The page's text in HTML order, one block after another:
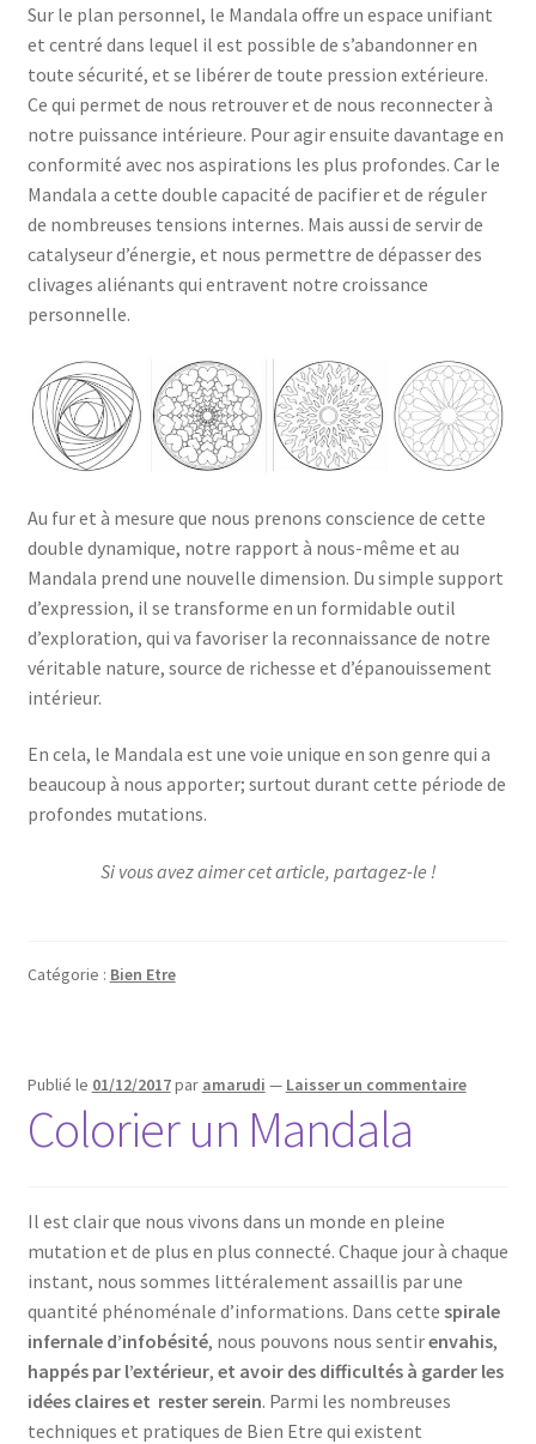
Sur le plan personnel, le Mandala offre un espace unifiant
et centré dans lequel il est possible de s’abandonner en
toute sécurité, et se libérer de toute pression extérieure.
Ce qui permet de nous retrouver et de nous reconnecter à
notre puissance intérieure. Pour agir ensuite davantage en
conformité avec nos aspirations les plus profondes. Car le
Mandala a cette double capacité de pacifier et de réguler
de nombreuses tensions internes. Mais aussi de servir de
catalyseur d’énergie, et nous permettre de dépasser des
clivages aliénants qui entravent notre croissance
personnelle.
Au fur et à mesure que nous prenons conscience de cette
double dynamique, notre rapport à nous-même et au
Mandala prend une nouvelle dimension. Du simple support
d’expression, il se transforme en un formidable outil
d’exploration, qui va favoriser la reconnaissance de notre
véritable nature, source de richesse et d’épanouissement
intérieur.
En cela, le Mandala est une voie unique en son genre qui a
beaucoup à nous apporter; surtout durant cette période de
profondes mutations.
Si vous avez aimer cet article, partagez-le !
Catégorie : Bien Etre
Publié le 01/12/2017par amarudi — Laisser un commentaire
Colorier un Mandala
Il est clair que nous vivons dans un monde en pleine
mutation et de plus en plus connecté. Chaque jour à chaque
instant, nous sommes littéralement assaillis par une
quantité phénoménale d’informations. Dans cette spirale
infernale d’infobésité, nous pouvons nous sentirenvahis,
happés par l’extérieur, et avoir des difficultés à garder les
idées claires et rester serein. Parmi les nombreuses
techniques et pratiques de Bien Etre qui existent